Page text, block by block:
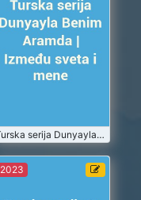
Turska serija Dunyayla Benim Aramda | Između sveta i mene
Benim
Aramda |
Između sveta
i mene
2023-07
2023-07-01
2023
Turska serija